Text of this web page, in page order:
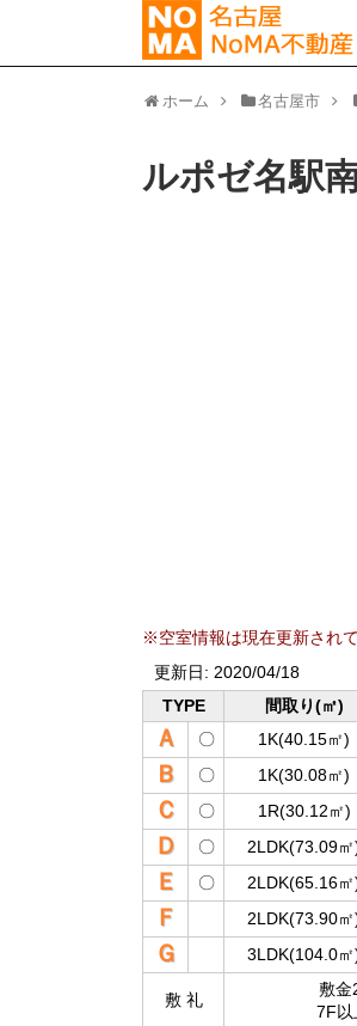
ホーム 名古屋市
ルポゼ名駅
※空室情報は現在更新され
更新日: 2020/04/18
TYPE
間取り(㎡)
Ａ 〇 1K(40.15㎡)
Ｂ 〇 1K(30.08㎡)
Ｃ 〇 1R(30.12㎡)
Ｄ 〇 2LDK(73.09㎡
Ｅ 〇 2LDK(65.16㎡
Ｆ 2LDK(73.90㎡
Ｇ 3LDK(104.0㎡
敷 礼
敷金
7F以